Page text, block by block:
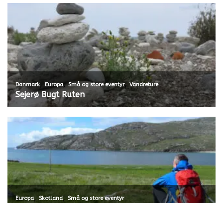
Danmark, Europa,Små og store eventyr,Vandreture
Sejerø Bugt Ruten
Europa, Skotland, Små og store eventyr